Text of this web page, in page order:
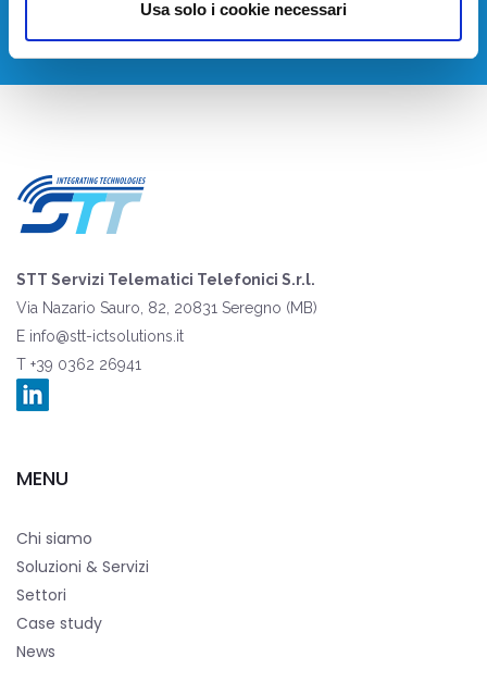
Usa solo i cookie necessari
STT Servizi Telematici Telefonici S.r.l.
Via Nazario Sauro, 82, 20831 Seregno (MB)
E info@stt-ictsolutions.it
T +39 0362 26941
MENU
Chi siamo
Soluzioni & Servizi
Settori
Case study
News